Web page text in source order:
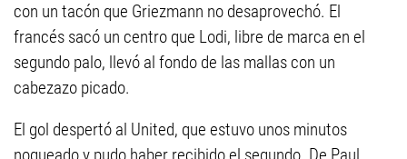
con un tacón que Griezmann no desaprovechó. El
francés sacó un centro que Lodi, libre de marca en el
segundo palo, llevó al fondo de las mallas con un
cabezazo picado.
El gol despertó al United, que estuvo unos minutos